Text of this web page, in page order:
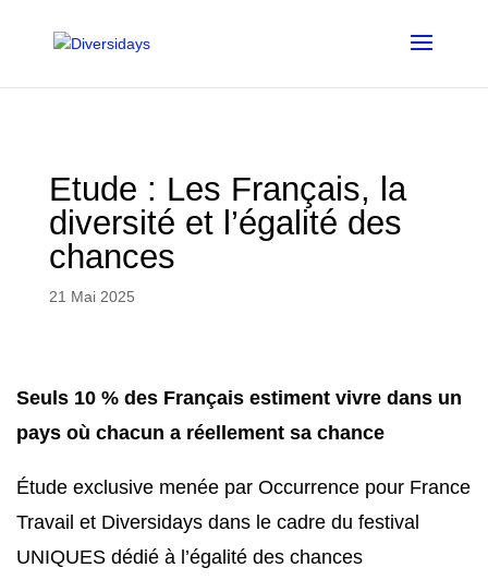
principal
Etude : Les Français, la
diversité et l’égalité des
chances
21 Mai 2025
Seuls 10 % des Français estiment vivre dans un
pays où chacun a réellement sa chance
Étude exclusive menée par Occurrence pour France
Travail et Diversidays dans le cadre du festival
UNIQUES dédié à l’égalité des chances